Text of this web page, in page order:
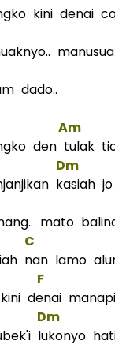
kini denai
dado..
Am
den tulak
Dm
kasiah
mato
C
nan lamo
F
denai
Dm
lukonyo